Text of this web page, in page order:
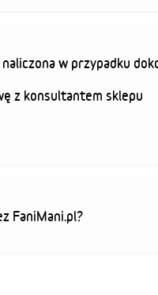
w przypadku
z konsultantem sklepu
FaniMani.pl?